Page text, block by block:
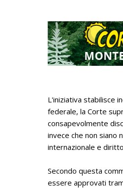
L'iniziativa stabilisce
federale, la Corte
consapevolmente
invece che non siano
internazionale e
Secondo questa
essere approvati